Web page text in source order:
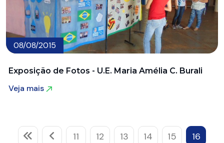
08/08/2015
Exposição de Fotos - U.E. Maria Amélia C. Burali
Veja mais
11 12 13 14 15
16